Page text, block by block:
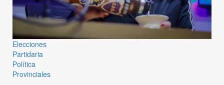
Elecciones
Partidaria
Política
Provinciales